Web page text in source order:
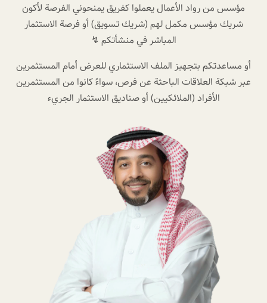
مؤسس من رواد الأعمال يعملوا كفريق يمنحوني الفرصة لأكون
شريك مؤسس مكمل لهم (شريك تسويق) أو فرصة الاستثمار
المباشر في منشأتكم ↯
أو مساعدتكم بتجهيز الملف الاستثماري للعرض أمام المستثمرين
عبر شبكة العلاقات الباحثة عن فرص، سواءً كانوا من المستثمرين
الأفراد (الملائكيين) أو صناديق الاستثمار الجريء